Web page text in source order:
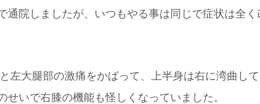
通院しましたが、いつもやる事は同じで症状は全
左大腿部の激痛をかばって、上半身は右に湾曲し
せいで右膝の機能も怪しくなっていました。